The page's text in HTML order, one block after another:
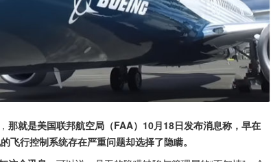
那就是美国联邦航空局（FAA）10月18日发布消息称，早在
行控制系统存在严重问题却选择了隐瞒。